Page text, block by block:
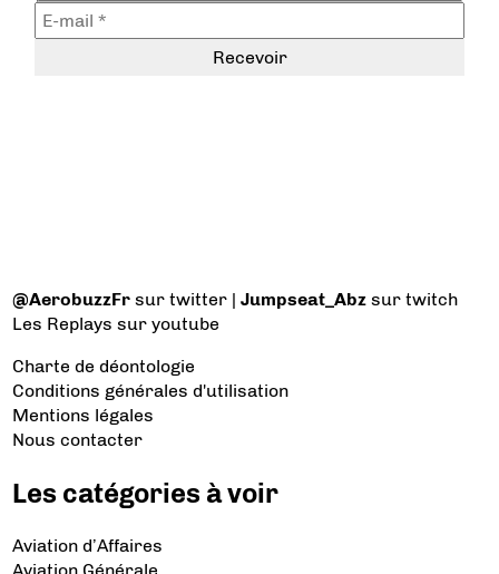
@AerobuzzFr sur twitter |Jumpseat_Abz sur twitch
Les Replays sur youtube
Charte de déontologie
Conditions générales d'utilisation
Mentions légales
Nous contacter
Les catégories à voir
Aviation d’Affaires
Aviation Générale